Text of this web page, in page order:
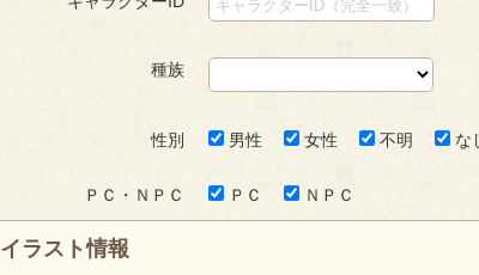
種族
性別 男性 女性 不明 な
ＰＣ・ＮＰＣ ＰＣ ＮＰＣ
イラスト情報